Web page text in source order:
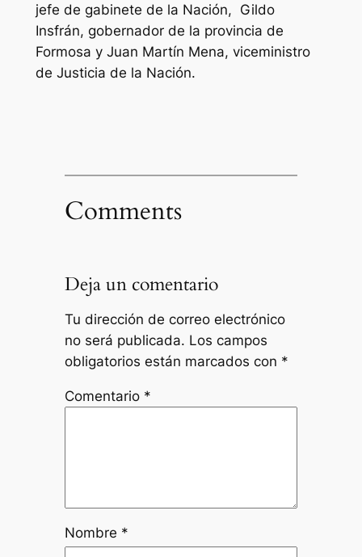
jefe de gabinete de la Nación, Gildo
Insfrán, gobernador de la provincia de
Formosa y Juan Martín Mena, viceministro
de Justicia de la Nación.
Comments
Deja un comentario
Tu dirección de correo electrónico
no será publicada. Los campos
obligatorios están marcados con *
Comentario *
Nombre *